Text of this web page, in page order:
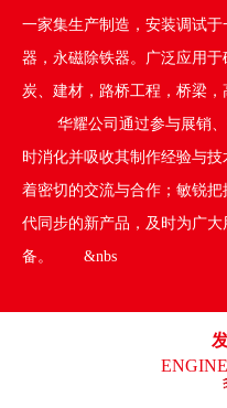
一家集生产制造，安装调试
器，永磁除铁器。广泛应用
炭、建材，路桥工程，桥梁，
华耀公司通过参与展销、
时消化并吸收其制作经验与
着密切的交流与合作；敏锐
代同步的新产品，及时为广
备。 &nbs